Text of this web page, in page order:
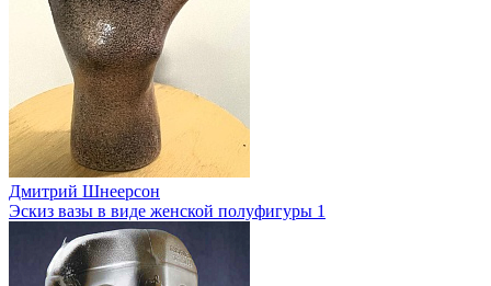
Дмитрий Шнеерсон
Эскиз вазы в виде женской полуфигуры 1